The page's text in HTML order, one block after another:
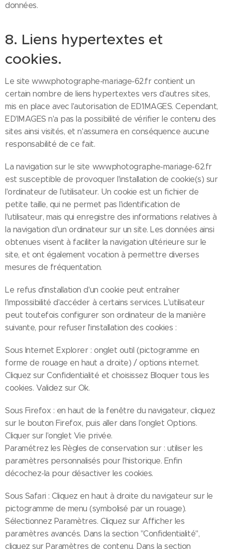
données.
8. Liens hypertextes et
cookies.
Le site www.photographe-mariage-62.fr contient un
certain nombre de liens hypertextes vers d'autres sites,
mis en place avec l'autorisation de ED'IMAGES. Cependant,
ED'IMAGES n'a pas la possibilité de vérifier le contenu des
sites ainsi visités, et n'assumera en conséquence aucune
responsabilité de ce fait.
La navigation sur le site www.photographe-mariage-62.fr
est susceptible de provoquer l'installation de cookie(s) sur
l'ordinateur de l'utilisateur. Un cookie est un fichier de
petite taille, qui ne permet pas l'identification de
l'utilisateur, mais qui enregistre des informations relatives à
la navigation d'un ordinateur sur un site. Les données ainsi
obtenues visent à faciliter la navigation ultérieure sur le
site, et ont également vocation à permettre diverses
mesures de fréquentation.
Le refus d'installation d'un cookie peut entraîner
l'impossibilité d'accéder à certains services. L'utilisateur
peut toutefois configurer son ordinateur de la manière
suivante, pour refuser l'installation des cookies :
Sous Internet Explorer : onglet outil (pictogramme en
forme de rouage en haut a droite) / options internet.
Cliquez sur Confidentialité et choisissez Bloquer tous les
cookies. Validez sur Ok.
Sous Firefox : en haut de la fenêtre du navigateur, cliquez
sur le bouton Firefox, puis aller dans l'onglet Options.
Cliquer sur l'onglet Vie privée.
Paramétrez les Règles de conservation sur : utiliser les
paramètres personnalisés pour l'historique. Enfin
décochez-la pour désactiver les cookies.
Sous Safari : Cliquez en haut à droite du navigateur sur le
pictogramme de menu (symbolisé par un rouage).
Sélectionnez Paramètres. Cliquez sur Afficher les
paramètres avancés. Dans la section "Confidentialité",
cliquez sur Paramètres de contenu. Dans la section